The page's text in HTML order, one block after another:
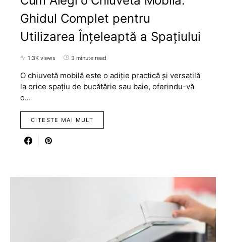
Ghidul Complet pentru
Utilizarea Înțeleaptă a Spațiului
1.3K views 3 minute read
O chiuvetă mobilă este o adiție practică și versatilă
la orice spațiu de bucătărie sau baie, oferindu-vă
o…
CITESTE MAI MULT